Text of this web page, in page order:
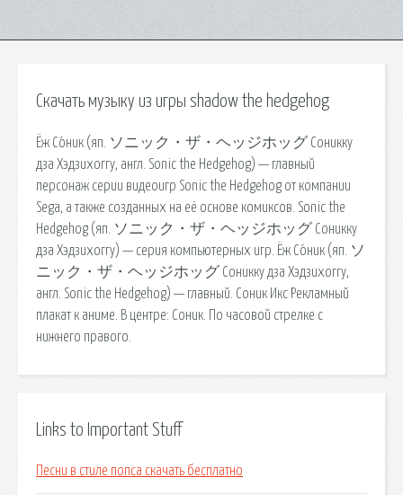
Скачать музыку из игры shadow the hedgehog
Ёж Со́ник (яп. ソニック・ザ・ヘッジホッグ Соникку
дза Хэдзихоггу, англ. Sonic the Hedgehog) — главный
персонаж серии видеоигр Sonic the Hedgehog от компании
Sega, а также созданных на её основе комиксов. Sonic the
Hedgehog (яп. ソニック・ザ・ヘッジホッグ Соникку
дза Хэдзихоггу) — серия компьютерных игр. Ёж Со́ник (яп. ソ
ニック・ザ・ヘッジホッグ Соникку дза Хэдзихоггу,
англ. Sonic the Hedgehog) — главный. Соник Икс Рекламный
плакат к аниме. В центре: Соник. По часовой стрелке с
нижнего правого.
Links to Important Stuff
Песни в стиле попса скачать бесплатно